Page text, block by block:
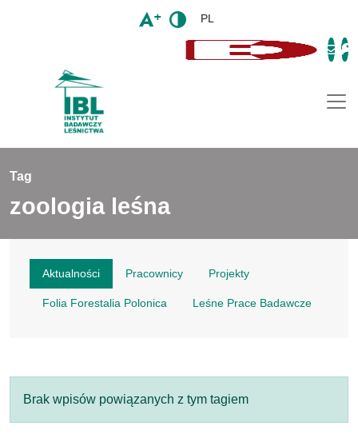
PL
Tag
zoologia leśna
Aktualności Pracownicy Projekty
Folia Forestalia Polonica Leśne Prace Badawcze
Brak wpisów powiązanych z tym tagiem